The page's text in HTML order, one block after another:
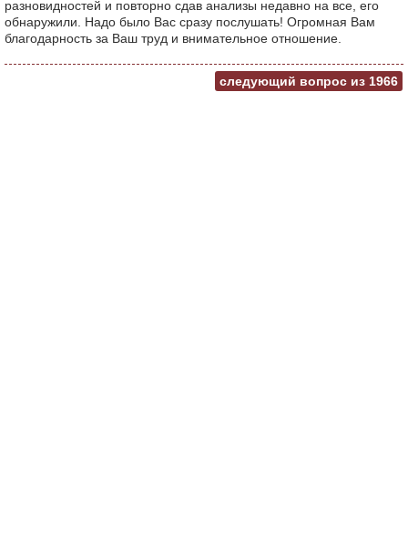
разновидностей и повторно сдав анализы недавно на все, его
обнаружили. Надо было Вас сразу послушать! Огромная Вам
благодарность за Ваш труд и внимательное отношение.
следующий вопрос из 1966